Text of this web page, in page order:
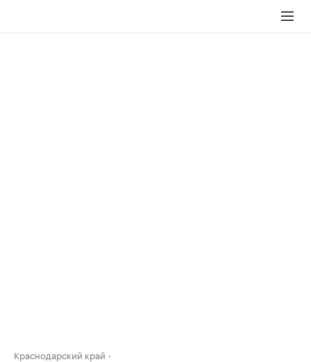
Краснодарский край